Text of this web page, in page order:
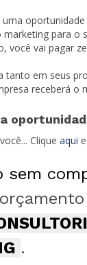
oportunidade
para o
você vai pagar
tanto em seus
receberá o
Clique aqui
sem
orçamento
.